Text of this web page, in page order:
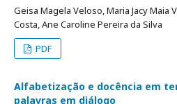
Geisa Magela Veloso, Maria Jacy Maia
Costa, Ane Caroline Pereira da Silva
PDF
Alfabetização e docência em
palavras em diálogo